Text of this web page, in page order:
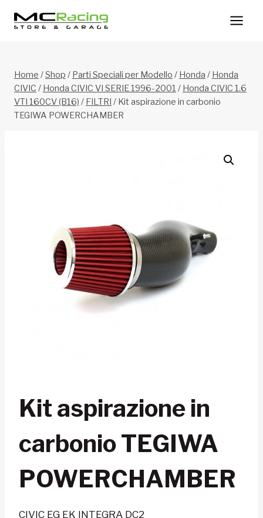
Home /Shop / Parti Speciali per Modello / Honda / Honda
CIVIC / Honda CIVIC VI SERIE 1996-2001 / Honda CIVIC 1.6
VTI 160CV (B16) / FILTRI / Kit aspirazione in carbonio
TEGIWA POWERCHAMBER
Kit aspirazione in
carbonio TEGIWA
POWERCHAMBER
CIVIC EG EK INTEGRA DC2